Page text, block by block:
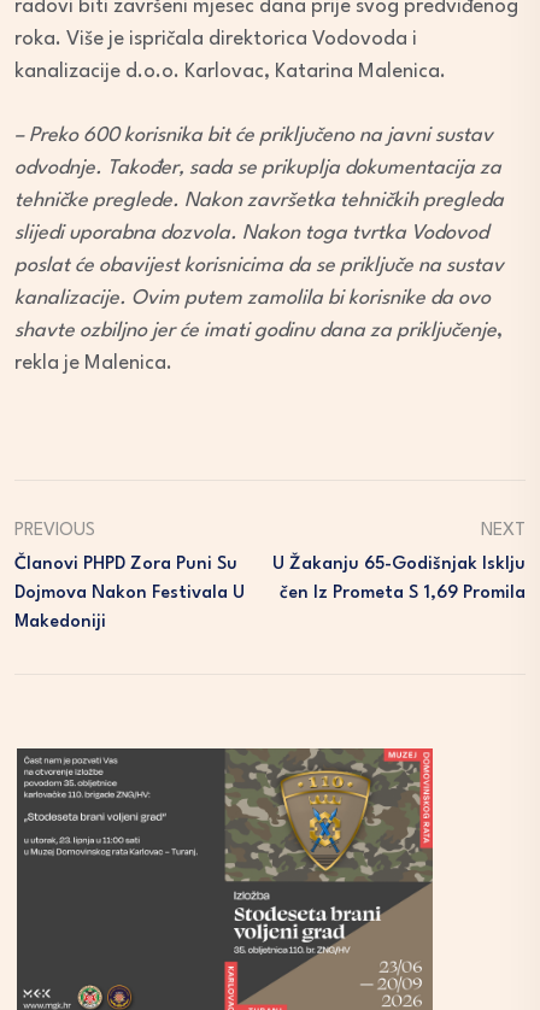
radovi biti završeni mjesec dana prije svog predviđenog
roka. Više je ispričala direktorica Vodovoda i
kanalizacije d.o.o. Karlovac, Katarina Malenica.
– Preko 600 korisnika bit će priključeno na javni sustav
odvodnje. Također, sada se prikuplja dokumentacija za
tehničke preglede. Nakon završetka tehničkih pregleda
slijedi uporabna dozvola. Nakon toga tvrtka Vodovod
poslat će obavijest korisnicima da se priključe na sustav
kanalizacije. Ovim putem zamolila bi korisnike da ovo
shavte ozbiljno jer će imati godinu dana za priključenje,
rekla je Malenica.
PREVIOUS
Članovi PHPD Zora Puni Su
Dojmova Nakon Festivala U
Makedoniji
NEXT
U Žakanju 65-Godišnjak Isklju
Čen Iz Prometa S 1,69 Promila